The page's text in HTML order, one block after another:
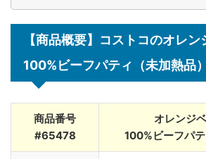
【商品概要】コストコのオレ
100%ビーフパティ（未加熱品）
商品番号
#65478
オレンジ
100%ビーフパテ